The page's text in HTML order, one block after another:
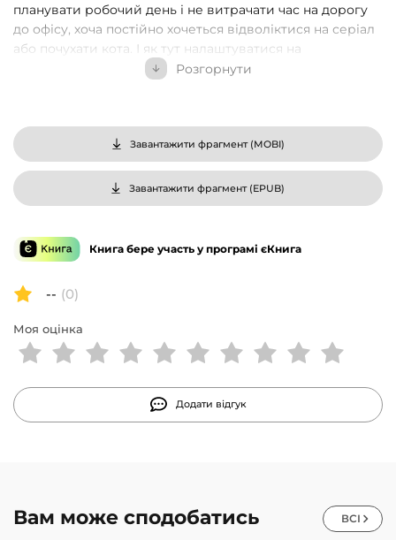
планувати робочий день і не витрачати час на дорогу
до офісу, хоча постійно хочеться відволіктися на серіал
або почухати кота. І як тут налаштуватися на
продуктивність удома й віднайти ідеальний баланс між
підприємці й засновники успішної IT-компанії,
пропонують детальний огляд переваг і недоліків
віддаленої роботи, а також розповідають про:
налаштування на роботу поза офісом;
адаптування та корегування стандартних
штурми» та онлайн-наради;
суперництва;
Розгорнути
Завантажити фрагмент (MOBI)
Завантажити фрагмент (EPUB)
Книга бере участь у програмі єКнига
-- (0)
Моя оцінка
Додати відгук
Вам може сподобатись ВСІ